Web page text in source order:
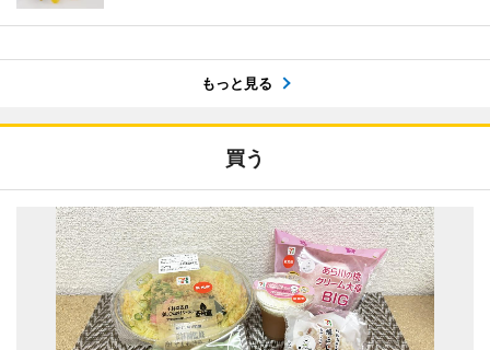
もっと見る
買う